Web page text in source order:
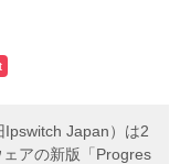
Ipswitch Japan）は2
アの新版「Progres